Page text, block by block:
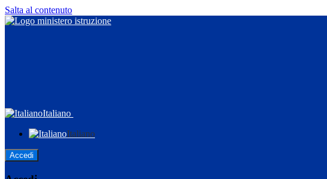
Salta al contenuto
Italiano
Italiano
Accedi